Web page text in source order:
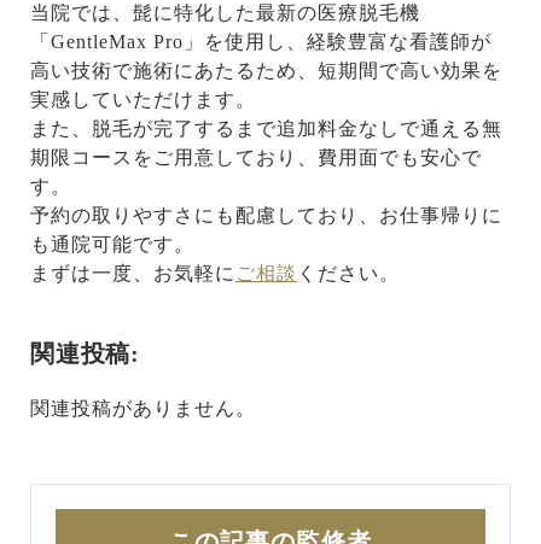
当院では、髭に特化した最新の医療脱毛機
「GentleMax Pro」を使用し、経験豊富な看護師が
高い技術で施術にあたるため、短期間で高い効果を
実感していただけます。
また、脱毛が完了するまで追加料金なしで通える無
期限コースをご用意しており、費用面でも安心で
す。
予約の取りやすさにも配慮しており、お仕事帰りに
も通院可能です。
まずは一度、お気軽に ご相談 ください。
関連投稿:
関連投稿がありません。